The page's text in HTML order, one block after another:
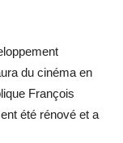
du cinéma en
François
été rénové et a